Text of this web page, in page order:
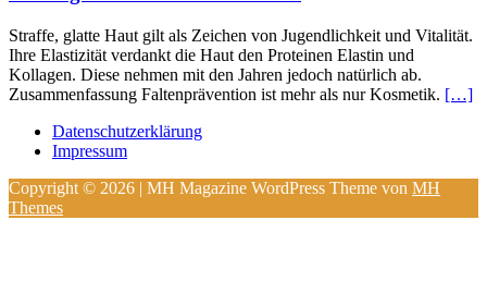
Straffe, glatte Haut gilt als Zeichen von Jugendlichkeit und Vitalität.
Ihre Elastizität verdankt die Haut den Proteinen Elastin und
Kollagen. Diese nehmen mit den Jahren jedoch natürlich ab.
Zusammenfassung Faltenprävention ist mehr als nur Kosmetik. […]
Datenschutzerklärung
Impressum
Copyright © 2026 | MH Magazine WordPress Theme von MH
Themes